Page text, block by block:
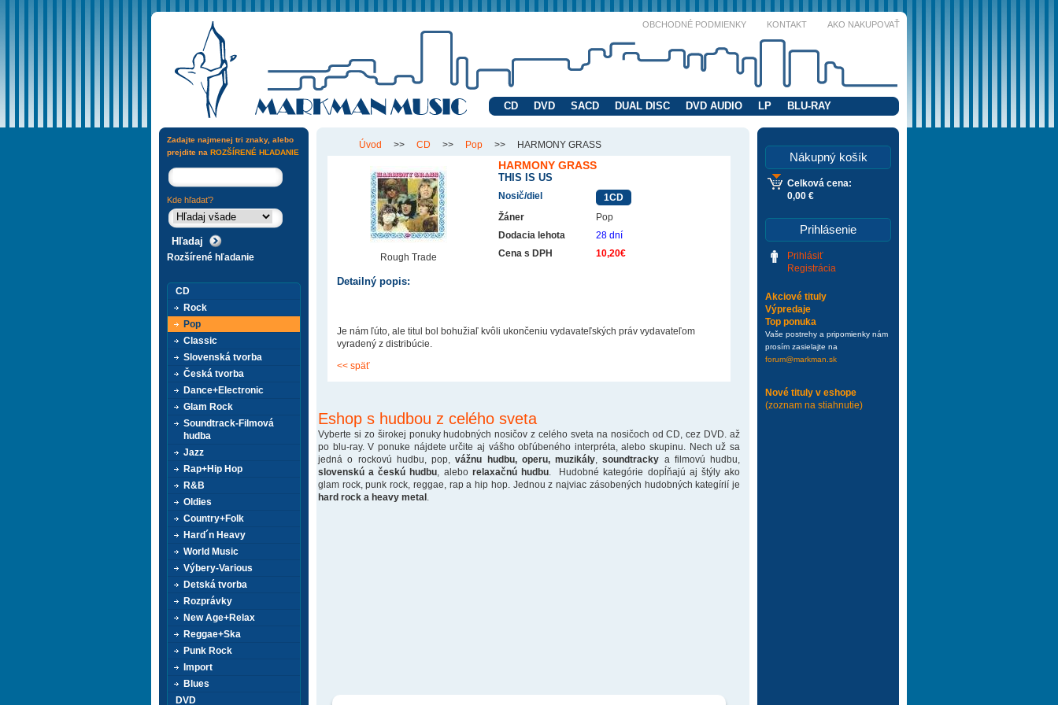
OBCHODNÉ PODMIENKY KONTAKT AKO NAKUPOVAŤ
CD DVD SACD DUAL DISC DVD AUDIO LP BLU-RAY
Úvod >> CD >> Pop >> HARMONY GRASS
Rough Trade
HARMONY GRASS
THIS IS US
Nosič/diel
1CD
Žáner
Pop
Dodacia lehota
28 dní
Cena s DPH
10,20€
Detailný popis:
Je nám ľúto, ale titul bol bohužiaľ kvôli ukončeniu vydavateľských práv vydavateľom
vyradený z distribúcie.
<< späť
Eshop s hudbou z celého sveta
Vyberte si zo širokej ponuky hudobných nosičov z celého sveta na nosičoch od CD, cez DVD. až
po blu-ray. V ponuke nájdete určite aj vášho obľúbeného interpréta, alebo skupinu. Nech už sa
jedná o rockovú hudbu, pop,vážnu hudbu, operu, muzikály ,soundtracky a filmovú hudbu,
slovenskú a českú hudbu , alebo relaxačnú hudbu. Hudobné kategórie dopĺňajú aj štýly ako
glam rock, punk rock, reggae, rap a hip hop. Jednou z najviac zásobených hudobných kategírií je
hard rock a heavy metal
Nákupný košík
Celková cena:
0,00 €
Prihlásenie
Prihlásiť
Registrácia
Akciové tituly
Výpredaje
Top ponuka
Vaše postrehy a pripomienky nám
prosím zasielajte na
forum@markman.sk
Nové tituly v eshope
(zoznam na stiahnutie)
Zadajte najmenej tri znaky, alebo
prejdite na ROZŠÍRENÉ HĽADANIE
Kde hľadať?
Rozšírené hľadanie
CD
Rock
Pop
Classic
Slovenská tvorba
Česká tvorba
Dance+Electronic
Glam Rock
Soundtrack-Filmová
hudba
Jazz
Rap+Hip Hop
R&B
Oldies
Country+Folk
Hard´n Heavy
World Music
Výbery-Various
Detská tvorba
Rozprávky
New Age+Relax
Reggae+Ska
Punk Rock
Import
Blues
DVD